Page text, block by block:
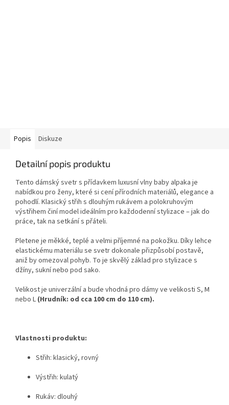
Popis Diskuze
Detailní popis produktu
Tento dámský svetr s přídavkem luxusní vlny baby alpaka je
nabídkou pro ženy, které si cení přírodních materiálů, elegance a
pohodlí. Klasický střih s dlouhým rukávem a polokruhovým
výstřihem činí model ideálním pro každodenní stylizace – jak do
práce, tak na setkání s přáteli.
Pletene je měkké, teplé a velmi příjemné na pokožku. Díky lehce
elastickému materiálu se svetr dokonale přizpůsobí postavě,
aniž by omezoval pohyb. To je skvělý základ pro stylizace s
džíny, sukní nebo pod sako.
Velikost je univerzální a bude vhodná pro dámy ve velikosti S, M
nebo L (Hrudník: od cca 100 cm do 110 cm).
Vlastnosti produktu:
Střih: klasický, rovný
Výstřih: kulatý
Rukáv: dlouhý